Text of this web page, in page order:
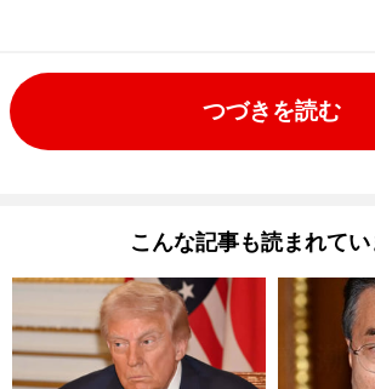
つづきを読む
こんな記事も読まれて